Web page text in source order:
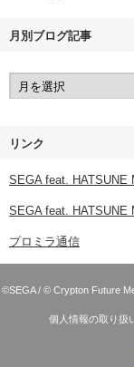
月別ブログ記事
リンク
SEGA feat. HATSUNE
SEGA feat. HATSUNE
プロミラ通信
©SEGA / © Crypton Future
個人情報の取り扱